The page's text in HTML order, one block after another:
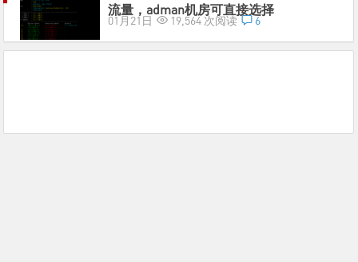
流量，adman机房可直接选择
01月21日 19,564 次阅读 6